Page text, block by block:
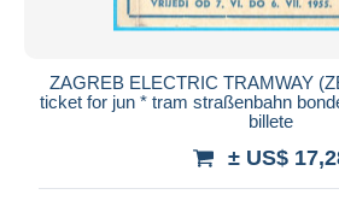
ZAGREB ELECTRIC TRAMWAY
ticket for jun * tram straßenbahn
billete
± US$